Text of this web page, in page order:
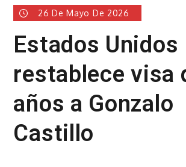
26 De Mayo De 2026
Estados Unidos
restablece visa
años a Gonzalo
Castillo